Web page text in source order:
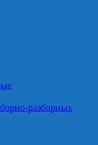
разборных